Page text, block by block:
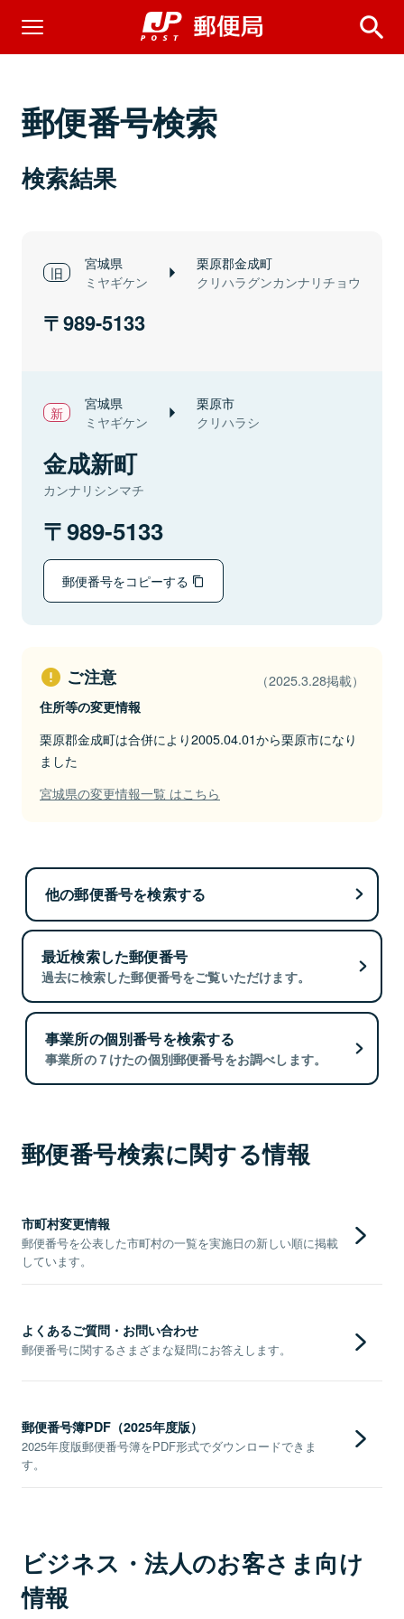
郵便番号検索
検索結果
宮城県
ミヤギケン
栗原郡金成町
クリハラグンカンナリチョウ
989-5133
宮城県
ミヤギケン
栗原市
クリハラシ
金成新町
カンナリシンマチ
989-5133
郵便番号をコピーする
ご注意 （2025.3.28掲載）
住所等の変更情報
栗原郡金成町は合併により2005.04.01から栗原市になり
ました
宮城県の変更情報一覧 はこちら
他の郵便番号を検索する
最近検索した郵便番号
過去に検索した郵便番号をご覧いただけます。
事業所の個別番号を検索する
事業所の７けたの個別郵便番号をお調べします。
郵便番号検索に関する情報
市町村変更情報
郵便番号を公表した市町村の一覧を実施日の新しい順に掲載
しています。
よくあるご質問・お問い合わせ
郵便番号に関するさまざまな疑問にお答えします。
郵便番号簿PDF（2025年度版）
2025年度版郵便番号簿をPDF形式でダウンロードできま
す。
ビジネス・法人のお客さま向け
情報